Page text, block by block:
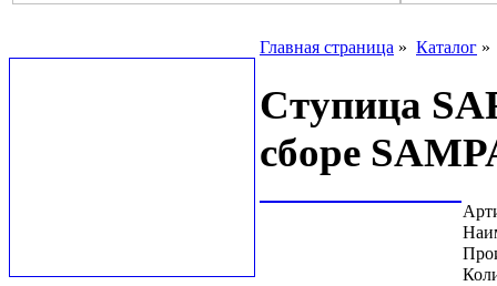
Главная страница » Каталог
Ступица
сборе